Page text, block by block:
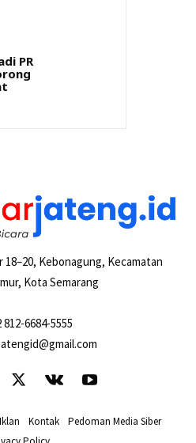
PR
Kebonagung, Kecamatan
Kota Semarang
812-6684-5555
Kontak Pedoman Media Siber